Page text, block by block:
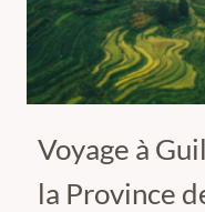
Voyage à
la Province